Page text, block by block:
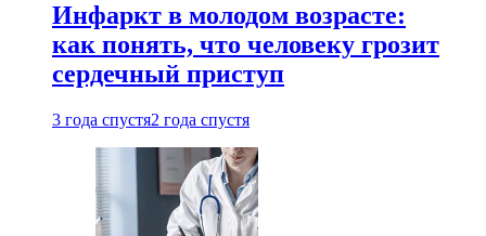
Инфаркт в молодом возрасте:
как понять, что человеку грозит
сердечный приступ
3 года спустя2 года спустя